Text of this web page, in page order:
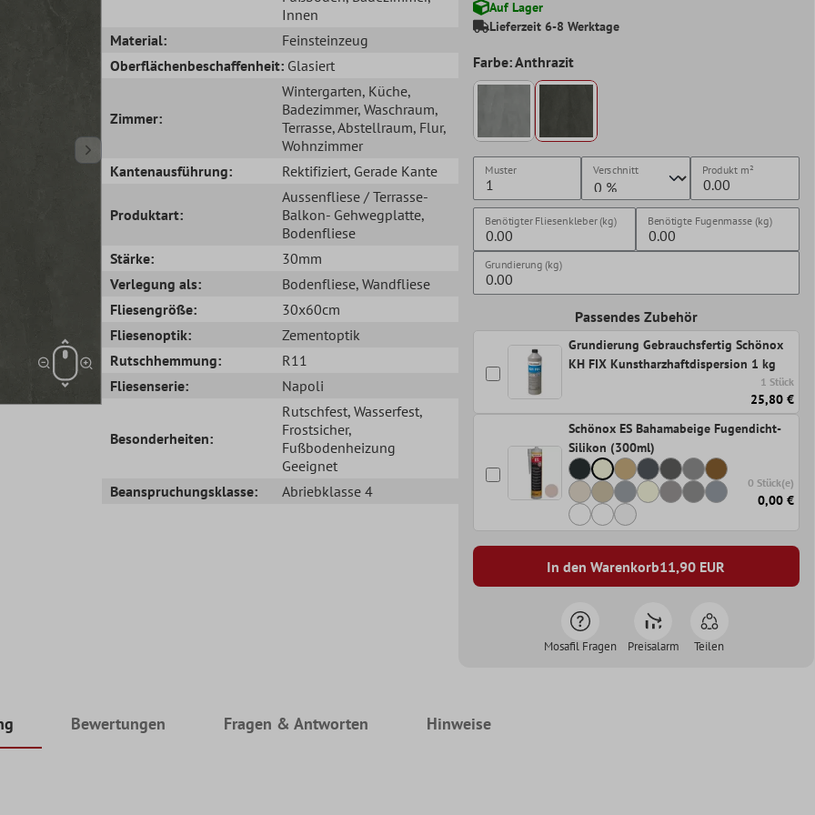
Innen
Material:
Feinsteinzeug
Oberflächenbeschaffenheit: Glasiert
Zimmer:
Wintergarten, Küche,
Badezimmer, Waschraum,
Terrasse, Abstellraum, Flur,
Wohnzimmer
Kantenausführung:
Rektifiziert, Gerade Kante
Produktart:
Aussenfliese / Terrasse-
Balkon- Gehwegplatte,
Bodenfliese
Stärke:
30mm
Verlegung als:
Bodenfliese, Wandfliese
Fliesengröße:
30x60cm
Fliesenoptik:
Zementoptik
Rutschhemmung:
R11
Fliesenserie:
Napoli
Besonderheiten:
Rutschfest, Wasserfest,
Frostsicher,
Fußbodenheizung
Geeignet
Beanspruchungsklasse:
Abriebklasse 4
Auf Lager
Lieferzeit 6-8 Werktage
Farbe: Anthrazit
Muster Verschnitt Produkt m²
Benötigter Fliesenkleber (kg) Benötigte Fugenmasse (kg)
Grundierung (kg)
Passendes Zubehör
Grundierung Gebrauchsfertig Schönox
KH FIX Kunstharzhaftdispersion 1 kg
1 Stück
25,80 €
Schönox ES Bahamabeige Fugendicht-
Silikon (300ml)
0 Stück(e)
0,00 €
In den Warenkorb11,90 EUR
Mosafil Fragen Preisalarm Teilen
Bewertungen Fragen & Antworten Hinweise